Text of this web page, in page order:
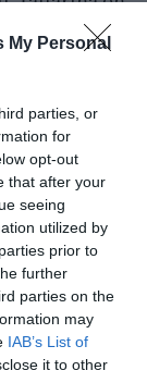
My Personal
parties, or
for
opt-out
that after your
seeing
utilized by
prior to
further
parties on the
may
IAB’s List of
it to other